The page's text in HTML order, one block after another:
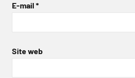
E-mail *
Site web